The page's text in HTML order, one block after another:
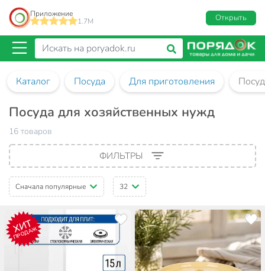
Приложение
1.7M
Открыть
Каталог Посуда Для приготовления
Посуда для хозяйственных нужд
16 товаров
ФИЛЬТРЫ
Сначала популярные 32
ХИТ
ПРОДАЖ